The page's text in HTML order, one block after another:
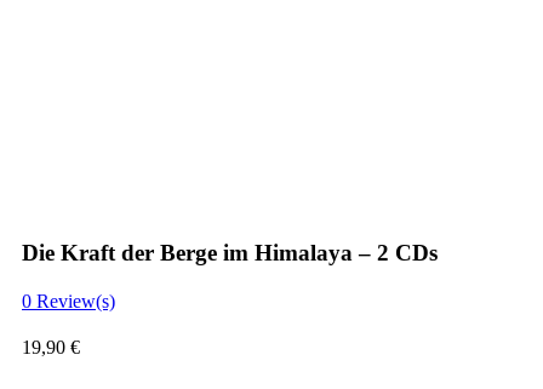
Die Kraft der Berge im Himalaya – 2 CDs
0 Review(s)
19,90 €